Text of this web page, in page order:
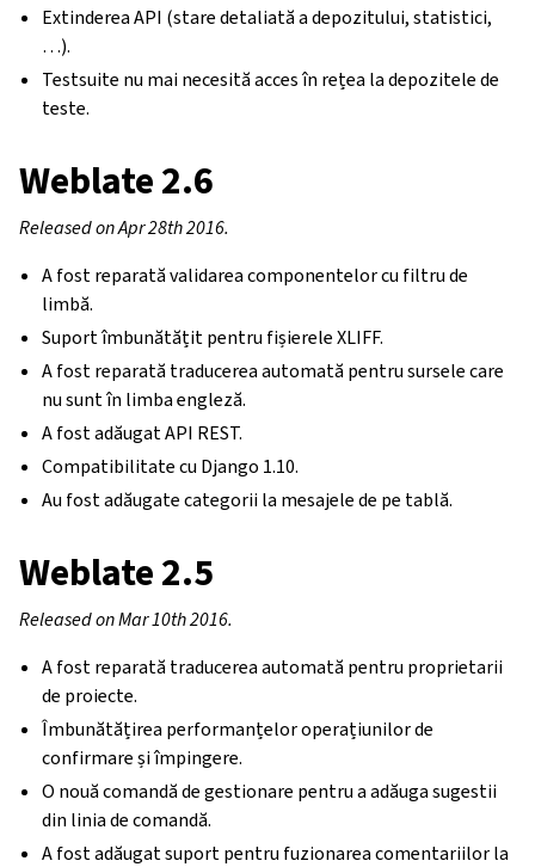
Extinderea API (stare detaliată a depozitului, statistici,
…).
Testsuite nu mai necesită acces în rețea la depozitele de
teste.
Weblate 2.6
Released on Apr 28th 2016.
A fost reparată validarea componentelor cu filtru de
limbă.
Suport îmbunătățit pentru fișierele XLIFF.
A fost reparată traducerea automată pentru sursele care
nu sunt în limba engleză.
A fost adăugat API REST.
Compatibilitate cu Django 1.10.
Au fost adăugate categorii la mesajele de pe tablă.
Weblate 2.5
Released on Mar 10th 2016.
A fost reparată traducerea automată pentru proprietarii
de proiecte.
Îmbunătățirea performanțelor operațiunilor de
confirmare și împingere.
O nouă comandă de gestionare pentru a adăuga sugestii
din linia de comandă.
A fost adăugat suport pentru fuzionarea comentariilor la